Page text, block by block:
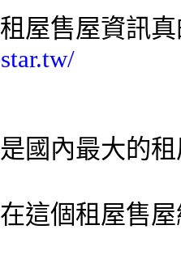
屋售屋資訊
國內最大的
這個租屋售